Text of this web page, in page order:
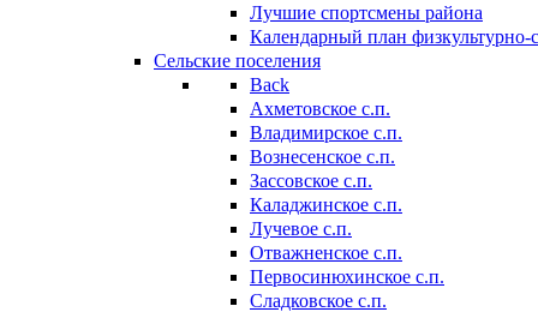
Лучшие спортсмены района
Календарный план
Сельские поселения
Back
Ахметовское с.п.
Владимирское с.п.
Вознесенское с.п.
Зассовское с.п.
Каладжинское с.п.
Лучевое с.п.
Отважненское с.п.
Первосинюхинское с.п.
Сладковское с.п.